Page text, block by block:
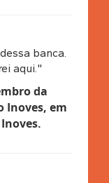
banca.
aqui."
da
Inoves, em
.